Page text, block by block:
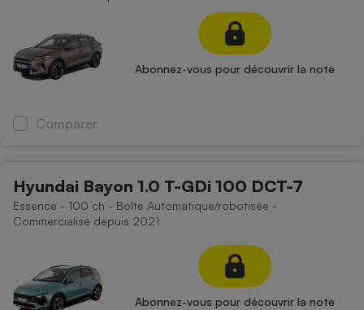
Abonnez-vous pour découvrir la note
Comparer
Hyundai Bayon 1.0 T-GDi 100 DCT-7
Essence - 100 ch - Boîte Automatique/robotisée -
Commercialisé depuis 2021
Abonnez-vous pour découvrir la note